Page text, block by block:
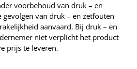
voorbehoud van druk – en
gevolgen van druk – en zetfouten
aanvaard. Bij druk – en
niet verplicht het product
prijs te leveren.